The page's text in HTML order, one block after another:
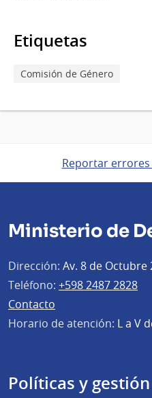
Etiquetas
Comisión de Género
Reportar
Ministerio de
Dirección: Av. 8 de Octubre
Teléfono: +598 2487 2828
Contacto
Horario de atención: L a V
Políticas y gestión